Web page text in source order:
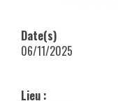
Date(s)
06/11/2025
Lieu :